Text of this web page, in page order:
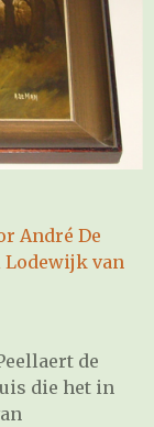
André De
Lodewijk van
de
die het in